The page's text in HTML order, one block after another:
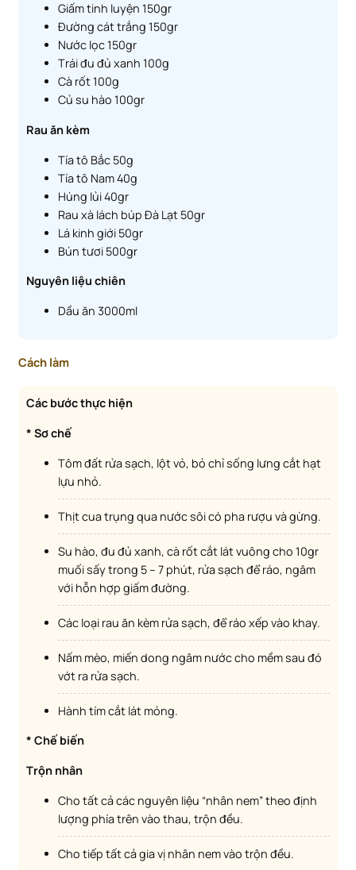
Giấm tinh luyện 150gr
Đường cát trắng 150gr
Nước lọc 150gr
Trái đu đủ xanh 100g
Cà rốt 100g
Củ su hào 100gr
Rau ăn kèm
Tía tô Bắc 50g
Tía tô Nam 40g
Húng lủi 40gr
Rau xà lách búp Đà Lạt 50gr
Lá kinh giới 50gr
Bún tươi 500gr
Nguyên liệu chiên
Dầu ăn 3000ml
Cách làm
Các bước thực hiện
* Sơ chế
Tôm đất rửa sạch, lột vỏ, bỏ chỉ sống lưng cắt hạt
lựu nhỏ.
Thịt cua trụng qua nước sôi có pha rượu và gừng.
Su hào, đu đủ xanh, cà rốt cắt lát vuông cho 10gr
muối sấy trong 5 – 7 phút, rửa sạch để ráo, ngâm
với hỗn hợp giấm đường.
Các loại rau ăn kèm rửa sạch, để ráo xếp vào khay.
Nấm mèo, miến dong ngâm nước cho mềm sau đó
vớt ra rửa sạch.
Hành tím cắt lát mỏng.
* Chế biến
Trộn nhân
Cho tất cả các nguyên liệu “nhân nem” theo định
lượng phía trên vào thau, trộn đều.
Cho tiếp tất cả gia vị nhân nem vào trộn đều.